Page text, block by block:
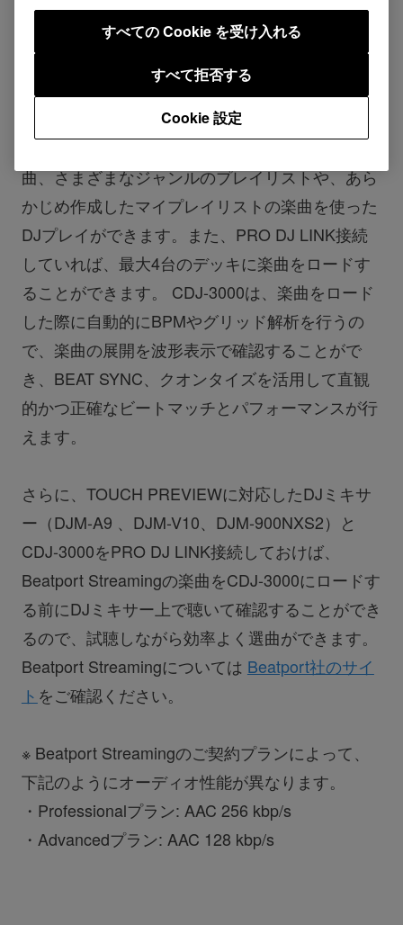
レイリストにアクセス
Beatport StreamingのProfessionalプランまたは
Advancedプラン（※）に契約すると、CDJ-3000
から直接Beatport Streamingが提供する最新の楽
曲、さまざまなジャンルのプレイリストや、あら
かじめ作成したマイプレイリストの楽曲を使った
DJプレイができます。また、PRO DJ LINK接続
していれば、最大4台のデッキに楽曲をロードす
ることができます。 CDJ-3000は、楽曲をロード
した際に自動的にBPMやグリッド解析を行うの
で、楽曲の展開を波形表示で確認することがで
き、BEAT SYNC、クオンタイズを活用して直観
的かつ正確なビートマッチとパフォーマンスが行
えます。
さらに、TOUCH PREVIEWに対応したDJミキサ
ー（DJM-A9 、DJM-V10、DJM-900NXS2）と
CDJ-3000をPRO DJ LINK接続しておけば、
Beatport Streamingの楽曲をCDJ-3000にロードす
る前にDJミキサー上で聴いて確認することができ
るので、試聴しながら効率よく選曲ができます。
Beatport Streamingについては Beatport社のサイ
ト をご確認ください。
※ Beatport Streamingのご契約プランによって、
下記のようにオーディオ性能が異なります。
・Professionalプラン: AAC 256 kbp/s
・Advancedプラン: AAC 128 kbp/s
Cookie 設定
すべて拒否する
すべての Cookie を受け入れる